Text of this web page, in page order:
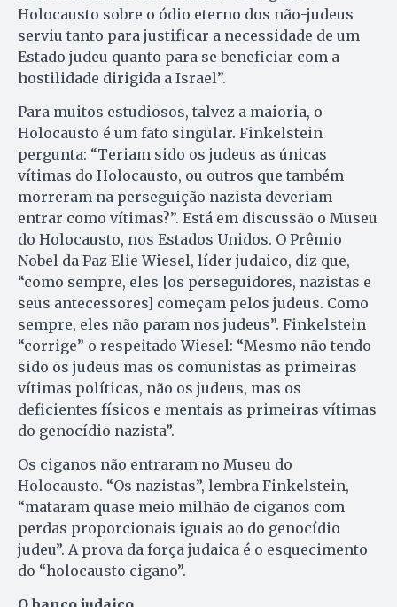
Holocausto sobre o ódio eterno dos não-judeus
serviu tanto para justificar a necessidade de um
Estado judeu quanto para se beneficiar com a
hostilidade dirigida a Israel”.
Para muitos estudiosos, talvez a maioria, o
Holocausto é um fato singular. Finkelstein
pergunta: “Teriam sido os judeus as únicas
vítimas do Holocausto, ou outros que também
morreram na perseguição nazista deveriam
entrar como vítimas?”. Está em discussão o Museu
do Holocausto, nos Estados Unidos. O Prêmio
Nobel da Paz Elie Wiesel, líder judaico, diz que,
“como sempre, eles [os perseguidores, nazistas e
seus antecessores] começam pelos judeus. Como
sempre, eles não param nos judeus”. Finkelstein
“corrige” o respeitado Wiesel: “Mesmo não tendo
sido os judeus mas os comunistas as primeiras
vítimas políticas, não os judeus, mas os
deficientes físicos e mentais as primeiras vítimas
do genocídio nazista”.
Os ciganos não entraram no Museu do
Holocausto. “Os nazistas”, lembra Finkelstein,
“mataram quase meio milhão de ciganos com
perdas proporcionais iguais ao do genocídio
judeu”. A prova da força judaica é o esquecimento
do “holocausto cigano”.